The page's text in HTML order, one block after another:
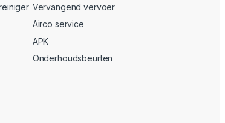
Vervangend vervoer
Airco service
APK
Onderhoudsbeurten